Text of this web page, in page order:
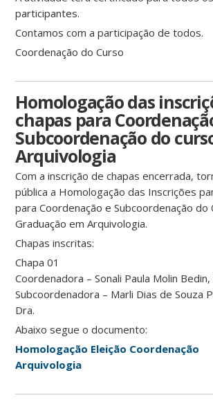
participantes.
Contamos com a participação de todos.
Coordenação do Curso
Homologação das
chapas para
Subcoordenação do
Arquivologia
Com a inscrição de chapas encerrada,
pública a Homologação das Inscrições
para Coordenação e Subcoordenação do
Graduação em Arquivologia.
Chapas inscritas:
Chapa 01
Coordenadora – Sonali Paula Molin
Subcoordenadora – Marli Dias de Souza
Dra.
Abaixo segue o documento:
Homologação Eleição Coordenação
Arquivologia